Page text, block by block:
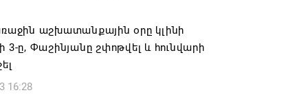
16:09
բանակը «Իսկանդերով» հարվածել
աշխատանքային օրը կլինի
3-ը, Փաշինյանը շփոթվել և հունվարի
16:28